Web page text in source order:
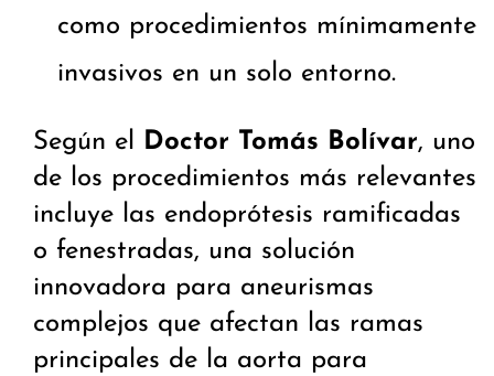
como procedimientos mínimamente
invasivos en un solo entorno.
Según el Doctor Tomás Bolívar, uno
de los procedimientos más relevantes
incluye las endoprótesis ramificadas
o fenestradas, una solución
innovadora para aneurismas
complejos que afectan las ramas
principales de la aorta para